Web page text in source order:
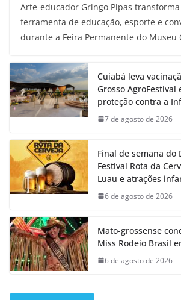
Arte-educador Gringo Pipas
ferramenta de educação, esporte e
durante a Feira Permanente do Museu
Cuiabá leva
Grosso AgroFestival
proteção contra a
7 de agosto de 2026
Final de semana do
Festival Rota da
Luau e atrações
6 de agosto de 2026
Mato-grossense
Miss Rodeio Brasil
6 de agosto de 2026